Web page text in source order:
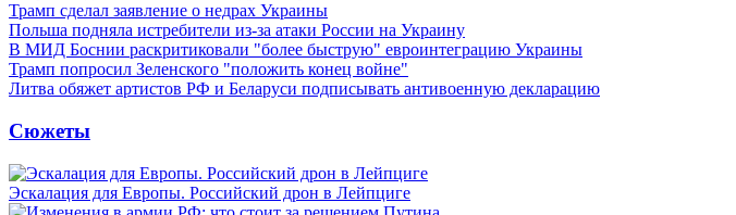
Трамп сделал заявление о недрах Украины
Польша подняла истребители из-за атаки России на Украину
В МИД Боснии раскритиковали "более быструю" евроинтеграцию Украины
Трамп попросил Зеленского "положить конец войне"
Литва обяжет артистов РФ и Беларуси подписывать антивоенную декларацию
Сюжеты
Эскалация для Европы. Российский дрон в Лейпциге